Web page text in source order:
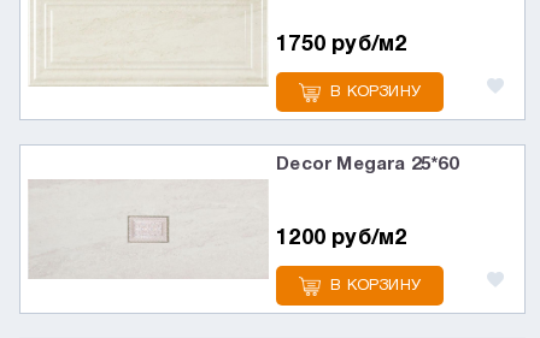
1750 руб/м2
В КОРЗИНУ
Decor Megara 25*60
1200 руб/м2
В КОРЗИНУ